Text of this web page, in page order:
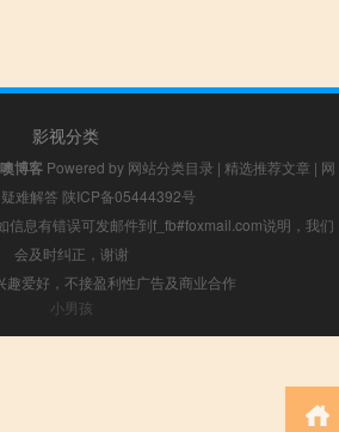
影视分类
博客 Powered by 网站分类目录 | 精选推荐文章 | 网
疑难解答 陕ICP备05444392号
信息有错误可发邮件到f_fb#foxmail.com说明，我们
会及时纠正，谢谢
趣爱好，不接盈利性广告及商业合作
小男孩